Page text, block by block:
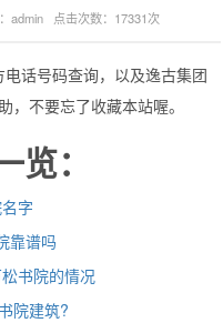
admin 点击次数：17331次
话号码查询，以及逸古集团
，不要忘了收藏本站喔。
：
字
靠谱吗
书院的情况
院建筑?